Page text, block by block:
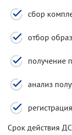
сбор
отбор
получение
анализ
Срок действия